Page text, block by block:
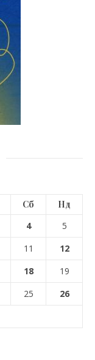
Сб
Нд
4
5
11
12
18
19
25
26